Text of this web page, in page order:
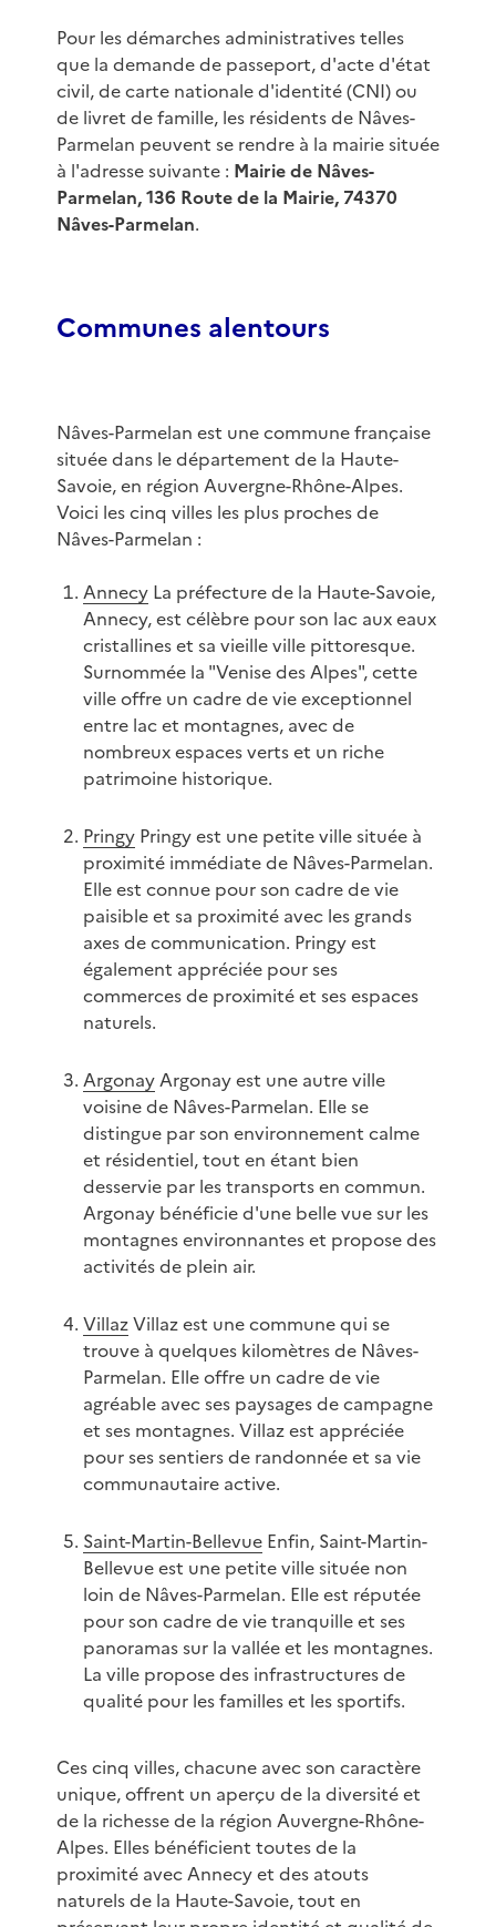
Pour les démarches administratives telles
que la demande de passeport, d'acte d'état
civil, de carte nationale d'identité (CNI) ou
de livret de famille, les résidents de Nâves-
Parmelan peuvent se rendre à la mairie située
à l'adresse suivante : Mairie de Nâves-
Parmelan, 136 Route de la Mairie, 74370
Nâves-Parmelan.
Communes alentours
Nâves-Parmelan est une commune française
située dans le département de la Haute-
Savoie, en région Auvergne-Rhône-Alpes.
Voici les cinq villes les plus proches de
Nâves-Parmelan :
AnnecyLa préfecture de la Haute-Savoie,
Annecy, est célèbre pour son lac aux eaux
cristallines et sa vieille ville pittoresque.
Surnommée la "Venise des Alpes", cette
ville offre un cadre de vie exceptionnel
entre lac et montagnes, avec de
nombreux espaces verts et un riche
patrimoine historique.
PringyPringy est une petite ville située à
proximité immédiate de Nâves-Parmelan.
Elle est connue pour son cadre de vie
paisible et sa proximité avec les grands
axes de communication. Pringy est
également appréciée pour ses
commerces de proximité et ses espaces
naturels.
ArgonayArgonay est une autre ville
voisine de Nâves-Parmelan. Elle se
distingue par son environnement calme
et résidentiel, tout en étant bien
desservie par les transports en commun.
Argonay bénéficie d'une belle vue sur les
montagnes environnantes et propose des
activités de plein air.
VillazVillaz est une commune qui se
trouve à quelques kilomètres de Nâves-
Parmelan. Elle offre un cadre de vie
agréable avec ses paysages de campagne
et ses montagnes. Villaz est appréciée
pour ses sentiers de randonnée et sa vie
communautaire active.
Saint-Martin-BellevueEnfin, Saint-Martin-
Bellevue est une petite ville située non
loin de Nâves-Parmelan. Elle est réputée
pour son cadre de vie tranquille et ses
panoramas sur la vallée et les montagnes.
La ville propose des infrastructures de
qualité pour les familles et les sportifs.
Ces cinq villes, chacune avec son caractère
unique, offrent un aperçu de la diversité et
de la richesse de la région Auvergne-Rhône-
Alpes. Elles bénéficient toutes de la
proximité avec Annecy et des atouts
naturels de la Haute-Savoie, tout en